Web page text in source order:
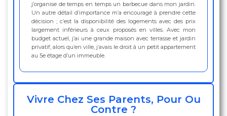
j’organise de temps en temps un barbecue dans mon jardin.
Un autre détail d’importance m’a encouragé à prendre cette
décision ; c’est la disponibilité des logements avec des prix
largement inférieurs à ceux proposés en villes. Avec mon
budget actuel, j’ai une grande maison avec terrasse et jardin
privatif, alors qu’en ville, j’avais le droit à un petit appartement
au 5e étage d’un immeuble.
Vivre Chez Ses Parents, Pour Ou
Contre ?